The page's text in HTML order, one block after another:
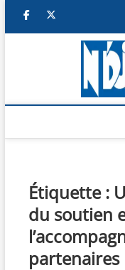
facebook
Étiquette :
du soutien
partenaires